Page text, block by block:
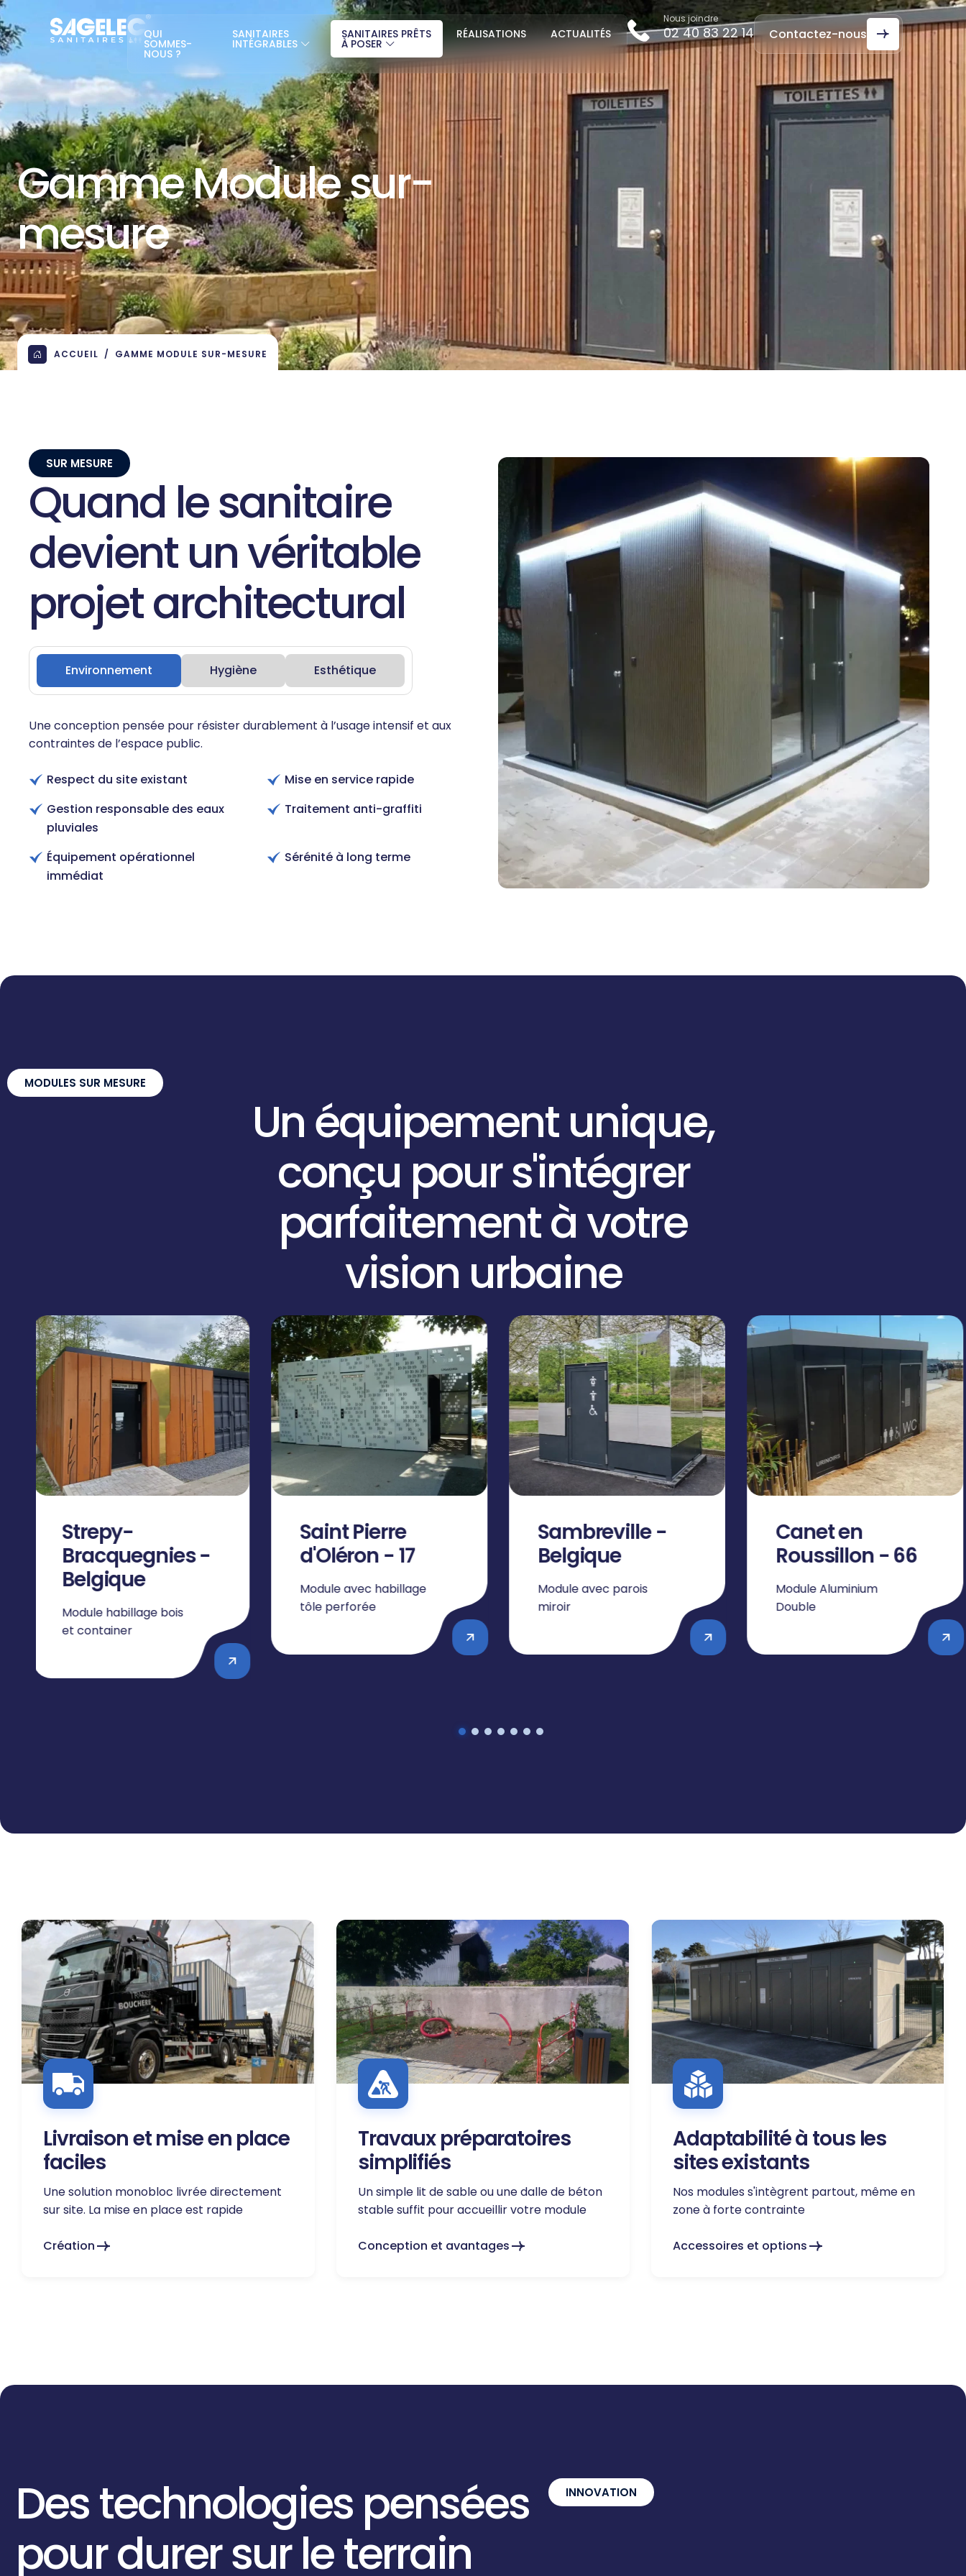
QUI
SOMMES-
NOUS ?
SANITAIRES
INTÉGRABLES
SANITAIRES PRÊTS
À POSER
RÉALISATIONS ACTUALITÉS
Nous joindre
02 40 83 22 14 Contactez-nous
Gamme Module sur-
mesure
ACCUEIL GAMME MODULE SUR-MESURE
SUR MESURE
Quand lesanitaire
devient unvéritable
projetarchitectural
Environnement Hygiène Esthétique
Une conception pensée pour résister durablement à l’usage intensif et aux
contraintes de l’espace public.
Respect du site existant
Mise en service rapide
Gestion responsable des eaux
pluviales
Traitement anti-graffiti
Équipement opérationnel
immédiat
Sérénité à long terme
MODULES SUR MESURE
Unéquipement unique,
conçu pours'intégrer
parfaitementàvotre
vision urbaine
Saint Pierre
d'Oléron - 17
Module avec habillage
tôle perforée
Sambreville -
Belgique
Module avec parois
miroir
Canet en
Roussillon - 66
Module Aluminium
Double
Saint Nazaire -
44
Module habillage tôles
perforées
Livraison et mise en place
faciles
Une solution monobloc livrée directement
sur site. La mise en place est rapide
Création
Travaux préparatoires
simplifiés
Un simple lit de sable ou une dalle de béton
stable suffit pour accueillir votre module
Conception et avantages
Adaptabilité à tous les
sites existants
Nos modules s'intègrent partout, même en
zone à forte contrainte
Accessoires et options
Destechnologies pensées
pourdurersur leterrain
INNOVATION